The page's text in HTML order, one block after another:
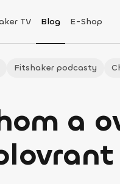
TV Blog E-Shop
Fitshaker podcasty
a